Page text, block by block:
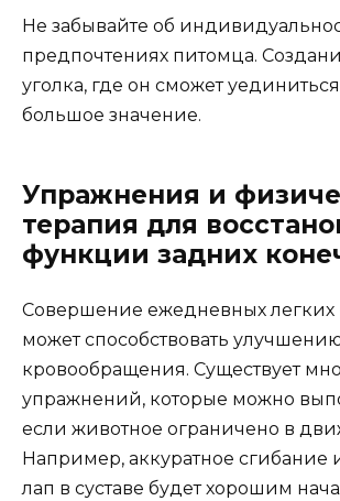
Не забывайте об
предпочтениях питомца.
уголка, где он сможет
большое значение.
Упражнения и
терапия для
функции задних
Совершение ежедневных легких
может способствовать
кровообращения. Существует
упражнений, которые можно
если животное ограничено в
Например, аккуратное сгибание
лап в суставе будет хорошим